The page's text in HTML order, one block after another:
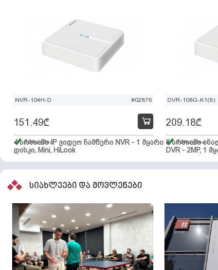
NVR-104H-D #02876
4 არხიანი IP ვიდეო ჩამწერი NVR - 1 მყარი
დისკი, Mini, HiLook
151.49₾
მარაგშია
DVR-108G-K1(S)
8 არხიანი
DVR - 2MP, 1
209.18₾
მარაგშია
სიახლეები და მოვლენები